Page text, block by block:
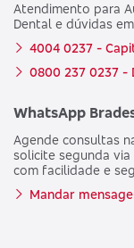
Atendimento para
Dental e dúvidas
4004 0237 -
0800 237 0237 -
WhatsApp
Agende consultas
solicite segunda
com facilidade e
Mandar